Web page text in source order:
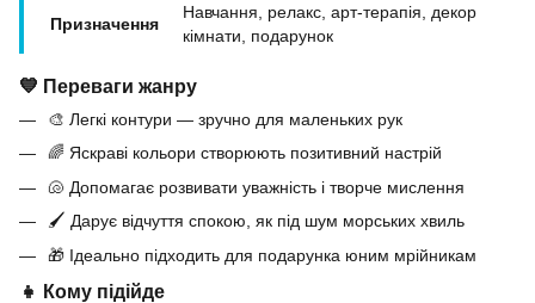
Призначення
Навчання, релакс, арт-терапія, декор
кімнати, подарунок
💙 Переваги жанру
🎨 Легкі контури — зручно для маленьких рук
🌈 Яскраві кольори створюють позитивний настрій
🐚 Допомагає розвивати уважність і творче мислення
🖌 Дарує відчуття спокою, як під шум морських хвиль
🎁 Ідеально підходить для подарунка юним мрійникам
👧 Кому підійде